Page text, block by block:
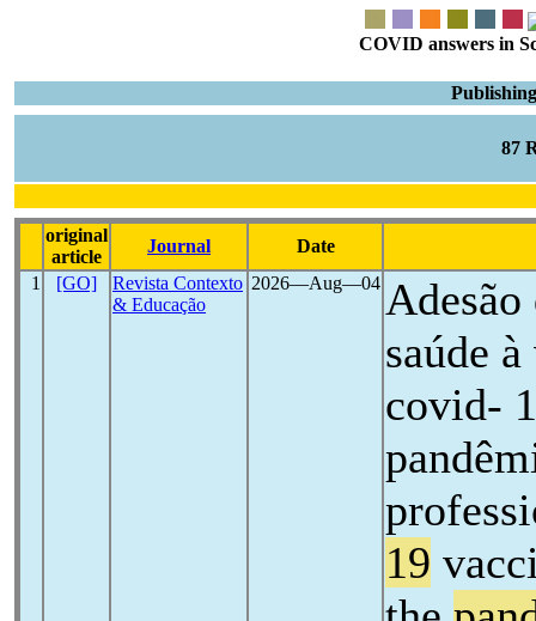
COVID answers in
87
original
article
Journal
Date
1
[GO]
Revista Contexto
& Educação
2026―Aug―04
saúde
covid-
19